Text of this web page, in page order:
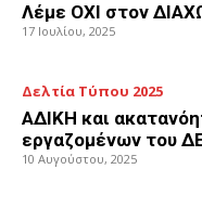
Λέμε ΟΧΙ στον
17 Ιουλίου, 2025
Δελτία Τύπου 2025
ΑΔΙΚΗ και
εργαζομένων του
10 Αυγούστου, 2025